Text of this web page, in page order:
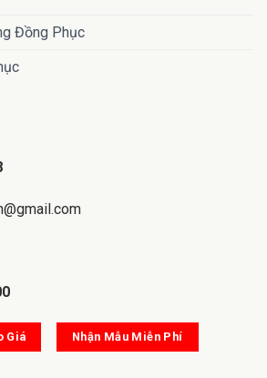
Đồng Phục
Giá Nhận Mẫu Miễn Phí